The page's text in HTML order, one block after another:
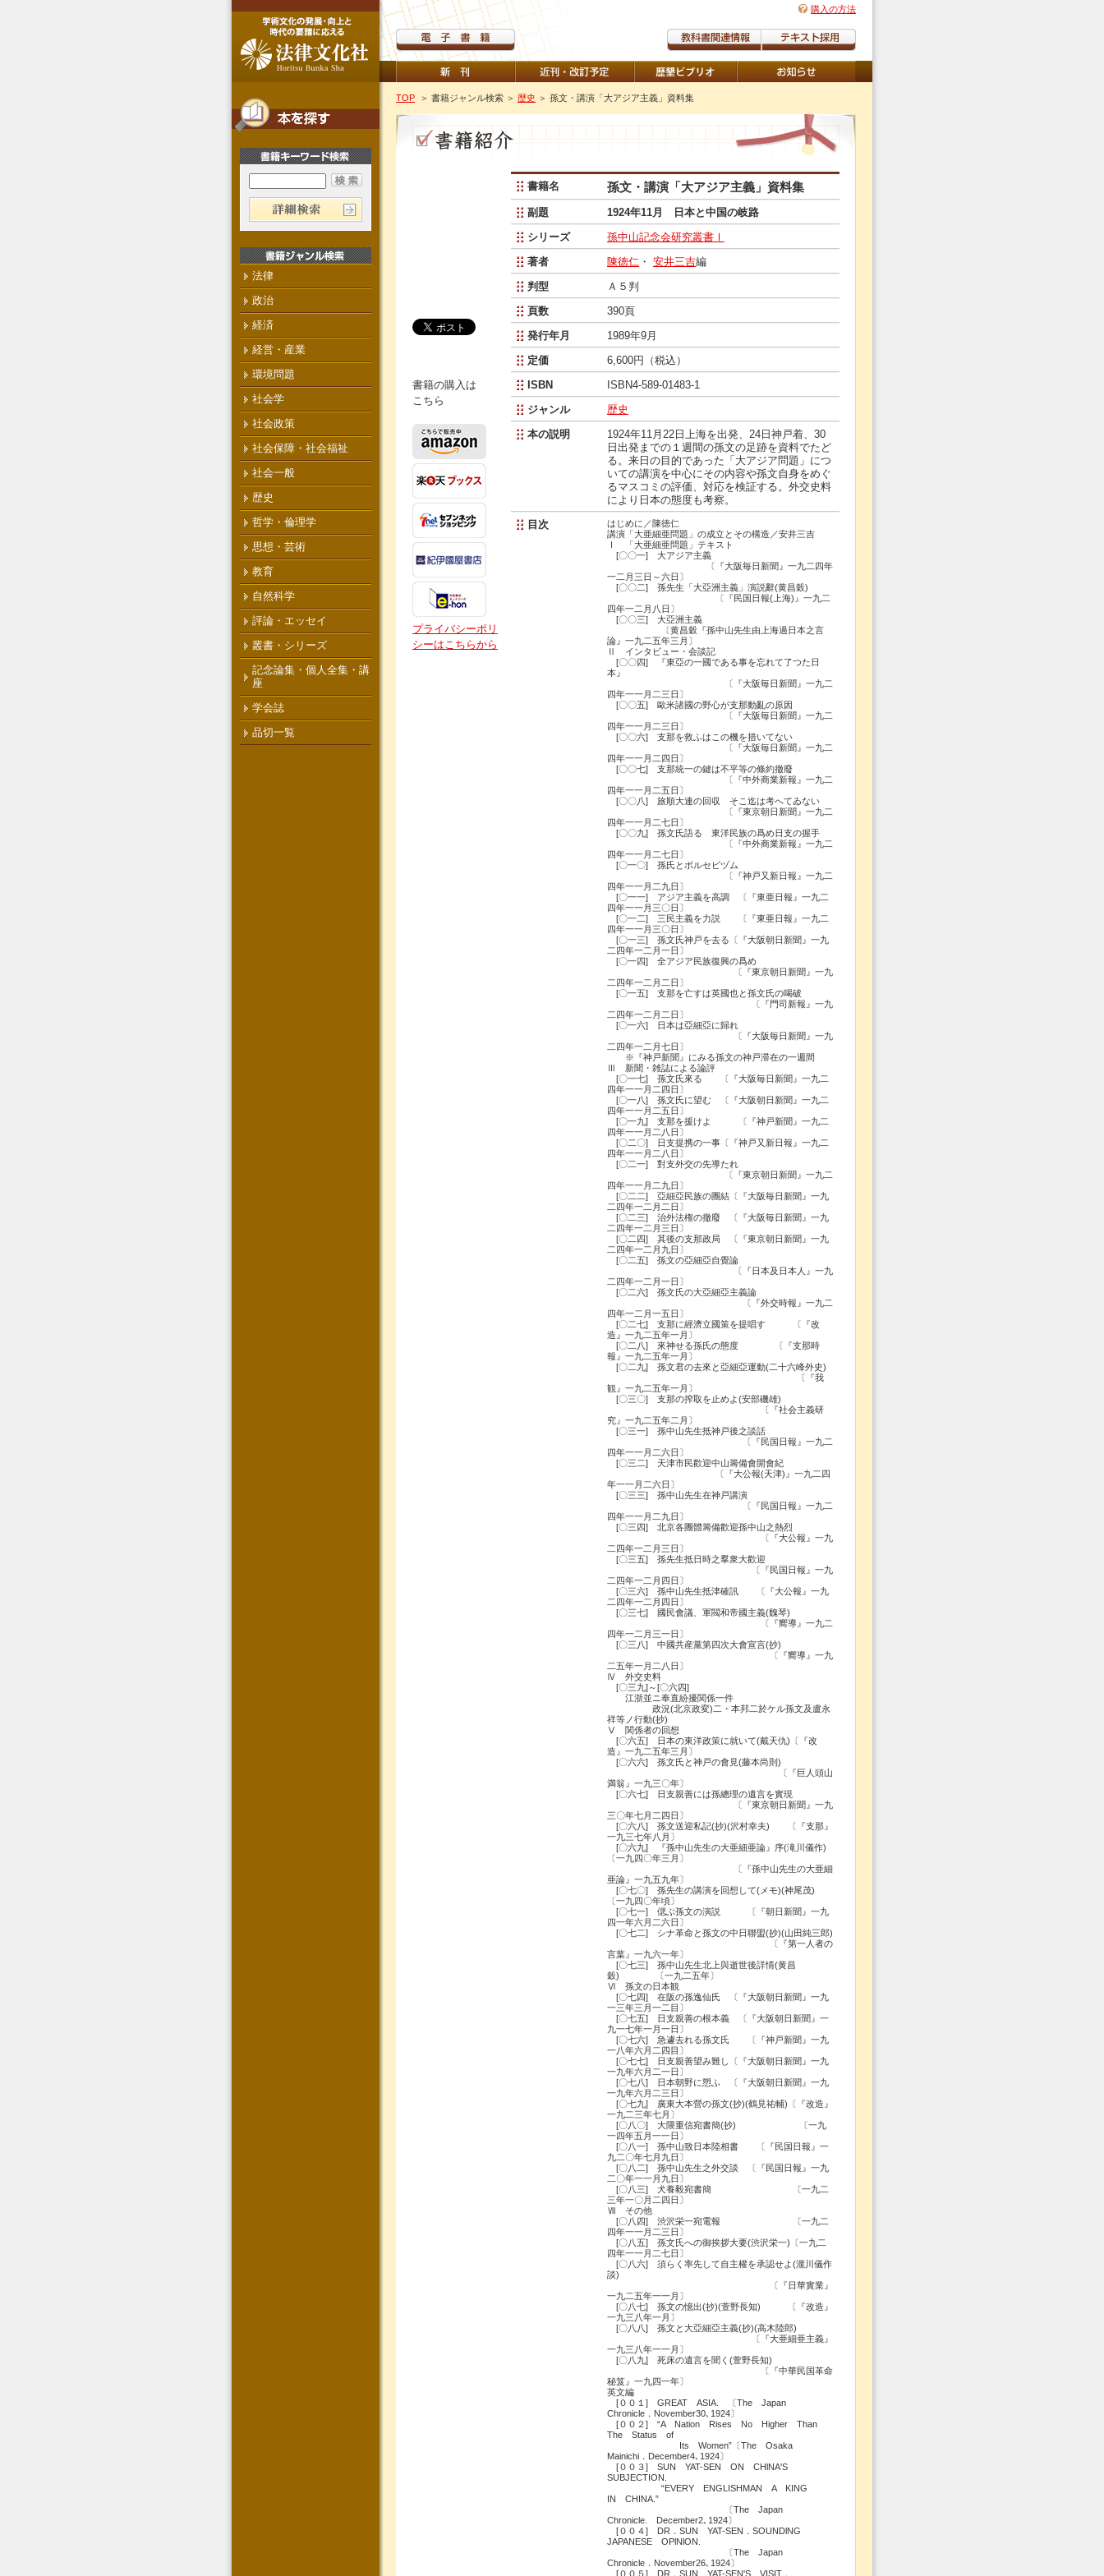
購入の方法
TOP ＞ 書籍ジャンル検索 ＞ 歴史 ＞ 孫文・講演「大アジア主義」資料集
書籍の購入は
こちら
プライバシーポリ
シーはこちらから
書籍名 孫文・講演「大アジア主義」資料集
副題
1924年11月 日本と中国の岐路
シリーズ
孫中山記念会研究叢書Ⅰ
著者
陳徳仁 ・ 安井三吉編
判型
Ａ５判
頁数
390頁
発行年月
1989年9月
定価
6,600円（税込）
ISBN
ISBN4-589-01483-1
ジャンル
歴史
本の説明
1924年11月22日上海を出発、24日神戸着、30
日出発までの１週間の孫文の足跡を資料でたど
る。来日の目的であった「大アジア問題」につ
いての講演を中心にその内容や孫文自身をめぐ
るマスコミの評価、対応を検証する。外交史料
により日本の態度も考察。
目次
はじめに／陳徳仁
講演「大亜細亜問題」の成立とその構造／安井三吉
Ⅰ 「大亜細亜問題」テキスト
[〇〇一] 大アジア主義
〔『大阪毎日新聞』一九二四年
一二月三日～六日〕
[〇〇二] 孫先生「大亞洲主義」演説辭(黄昌穀)
〔『民国日報(上海)』一九二
四年一二月八日〕
[〇〇三] 大亞洲主義
〔黄昌穀『孫中山先生由上海過日本之言
論』一九二五年三月〕
Ⅱ インタビュー・会談記
[〇〇四] 『東亞の一國である事を忘れて了つた日
本』
〔『大阪毎日新聞』一九二
四年一一月二三日〕
[〇〇五] 歐米諸國の野心が支那動亂の原因
〔『大阪毎日新聞』一九二
四年一一月二三日〕
[〇〇六] 支那を救ふはこの機を措いてない
〔『大阪毎日新聞』一九二
四年一一月二四日〕
[〇〇七] 支那統一の鍵は不平等の條約撤廢
〔『中外商業新報』一九二
四年一一月二五日〕
[〇〇八] 旅順大連の回収 そこ迄は考へてゐない
〔『東京朝日新聞』一九二
四年一一月二七日〕
[〇〇九] 孫文氏語る 東洋民族の爲め日支の握手
〔『中外商業新報』一九二
四年一一月二七日〕
[〇一〇] 孫氏とボルセビヅム
〔『神戸又新日報』一九二
四年一一月二九日〕
[〇一一] アジア主義を高調 〔『東亜日報』一九二
四年一一月三〇日〕
[〇一二] 三民主義を力説 〔『東亜日報』一九二
四年一一月三〇日〕
[〇一三] 孫文氏神戸を去る〔『大阪朝日新聞』一九
二四年一二月一日〕
[〇一四] 全アジア民族復興の爲め
〔『東京朝日新聞』一九
二四年一二月二日〕
[〇一五] 支那を亡すは英國也と孫文氏の喝破
〔『門司新報』一九
二四年一二月二日〕
[〇一六] 日本は亞細亞に歸れ
〔『大阪毎日新聞』一九
二四年一二月七日〕
※『神戸新聞』にみる孫文の神戸滞在の一週間
Ⅲ 新聞・雑誌による論評
[〇一七] 孫文氏來る 〔『大阪毎日新聞』一九二
四年一一月二四日〕
[〇一八] 孫文氏に望む 〔『大阪朝日新聞』一九二
四年一一月二五日〕
[〇一九] 支那を援けよ 〔『神戸新聞』一九二
四年一一月二八日〕
[〇二〇] 日支提携の一事〔『神戸又新日報』一九二
四年一一月二八日〕
[〇二一] 對支外交の先導たれ
〔『東京朝日新聞』一九二
四年一一月二九日〕
[〇二二] 亞細亞民族の團結〔『大阪毎日新聞』一九
二四年一二月二日〕
[〇二三] 治外法権の撤廢 〔『大阪毎日新聞』一九
二四年一二月三日〕
[〇二四] 其後の支那政局 〔『東京朝日新聞』一九
二四年一二月九日〕
[〇二五] 孫文の亞細亞自覺論
〔『日本及日本人』一九
二四年一二月一日〕
[〇二六] 孫文氏の大亞細亞主義論
〔『外交時報』一九二
四年一二月一五日〕
[〇二七] 支那に經濟立國策を提唱す 〔『改
造』一九二五年一月〕
[〇二八] 來神せる孫氏の態度 〔『支那時
報』一九二五年一月〕
[〇二九] 孫文君の去來と亞細亞運動(二十六峰外史)
〔『我
観』一九二五年一月〕
[〇三〇] 支那の搾取を止めよ(安部磯雄)
〔『社会主義研
究』一九二五年二月〕
[〇三一] 孫中山先生抵神戸後之談話
〔『民国日報』一九二
四年一一月二六日〕
[〇三二] 天津市民歡迎中山籌備會開會紀
〔『大公報(天津)』一九二四
年一一月二六日〕
[〇三三] 孫中山先生在神戸講演
〔『民国日報』一九二
四年一一月二九日〕
[〇三四] 北京各團體籌備歡迎孫中山之熱烈
〔『大公報』一九
二四年一二月三日〕
[〇三五] 孫先生抵日時之羣衆大歡迎
〔『民国日報』一九
二四年一二月四日〕
[〇三六] 孫中山先生抵津確訊 〔『大公報』一九
二四年一二月四日〕
[〇三七] 國民會議、軍閥和帝國主義(魏琴)
〔『嚮導』一九二
四年一二月三一日〕
[〇三八] 中國共産黨第四次大會宣言(抄)
〔『嚮導』一九
二五年一月二八日〕
Ⅳ 外交史料
[〇三九]～[〇六四]
江浙並ニ奉直紛擾関係一件
政況(北京政変)二・本邦二於ケル孫文及盧永
祥等ノ行動(抄)
Ⅴ 関係者の回想
[〇六五] 日本の東洋政策に就いて(戴天仇)〔『改
造』一九二五年三月〕
[〇六六] 孫文氏と神戸の會見(藤本尚則)
〔『巨人頭山
満翁』一九三〇年〕
[〇六七] 日支親善には孫總理の遺言を實現
〔『東京朝日新聞』一九
三〇年七月二四日〕
[〇六八] 孫文送迎私記(抄)(沢村幸夫) 〔『支那』
一九三七年八月〕
[〇六九] 『孫中山先生の大亜細亜論』序(滝川儀作)
〔一九四〇年三月〕
〔『孫中山先生の大亜細
亜論』一九五九年〕
[〇七〇] 孫先生の講演を回想して(メモ)(神尾茂)
〔一九四〇年頃〕
[〇七一] 偲ぶ孫文の演説 〔『朝日新聞』一九
四一年六月二六日〕
[〇七二] シナ革命と孫文の中日聯盟(抄)(山田純三郎)
〔『第一人者の
言葉』一九六一年〕
[〇七三] 孫中山先生北上與逝世後詳情(黄昌
穀) 〔一九二五年〕
Ⅵ 孫文の日本観
[〇七四] 在阪の孫逸仙氏 〔『大阪朝日新聞』一九
一三年三月一二目〕
[〇七五] 日支親善の根本義 〔『大阪朝日新聞』一
九一七年一月一日〕
[〇七六] 急遽去れる孫文氏 〔『神戸新聞』一九
一八年六月二四目〕
[〇七七] 日支親善望み難し〔『大阪朝日新聞』一九
一九年六月二一日〕
[〇七八] 日本朝野に愬ふ 〔『大阪朝日新聞』一九
一九年六月二三日〕
[〇七九] 廣東大本營の孫文(抄)(鶴見祐輔)〔『改造』
一九二三年七月〕
[〇八〇] 大隈重信宛書簡(抄) 〔一九
一四年五月一一日〕
[〇八一] 孫中山致日本陸相書 〔『民国日報』一
九二〇年七月九日〕
[〇八二] 孫中山先生之外交談 〔『民国日報』一九
二〇年一一月九日〕
[〇八三] 犬養毅宛書簡 〔一九二
三年一〇月二四日〕
Ⅶ その他
[〇八四] 渋沢栄一宛電報 〔一九二
四年一一月二三日〕
[〇八五] 孫文氏への御挨拶大要(渋沢栄一)〔一九二
四年一一月二七日〕
[〇八六] 須らく率先して自主權を承認せよ(瀧川儀作
談)
〔『日華實業』
一九二五年一一月〕
[〇八七] 孫文の憶出(抄)(萱野長知) 〔『改造』
一九三八年一月〕
[〇八八] 孫文と大亞細亞主義(抄)(高木陸郎)
〔『大亜細亜主義』
一九三八年一一月〕
[〇八九] 死床の遺言を聞く(萱野長知)
〔『中華民国革命
秘笈』一九四一年〕
英文編
[００１] GREAT ASIA. 〔The Japan
Chronicle．November30､1924〕
[００２] “A Nation Rises No Higher Than
The Status of
Its Women”〔The Osaka
Mainichi．December4､1924〕
[００３] SUN YAT-SEN ON CHlNA'S
SUBJECTION.
“EVERY ENGLISHMAN A KING
IN CHINA.”
〔The Japan
Chronicle. December2､1924〕
[００４] DR．SUN YAT-SEN．SOUNDlNG
JAPANESE OPlNlON.
〔The Japan
Chronicle．November26､1924〕
[００５] DR．SUN YAT-SEN'S VISIT．
法律
政治
経済
経営・産業
環境問題
社会学
社会政策
社会保障・社会福祉
社会一般
歴史
哲学・倫理学
思想・芸術
教育
自然科学
評論・エッセイ
叢書・シリーズ
記念論集・個人全集・講
座
学会誌
品切一覧